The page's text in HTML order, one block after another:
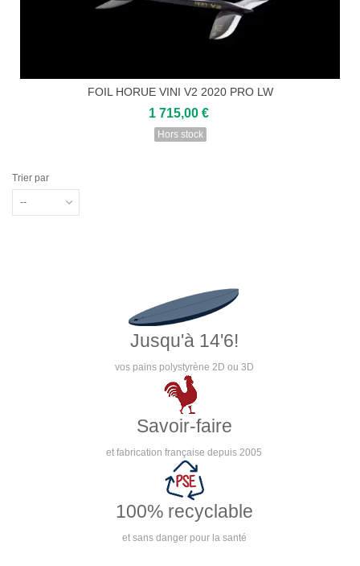
FOIL HORUE VINI V2 2020 PRO LW
1 715,00 €
Hors stock
Trier par
--
Jusqu'à 14'6!
vos pains polystyrène 2D ou 3D
Savoir-faire
et fabrication française depuis 2005
100% recyclable
et sans danger pour la santé